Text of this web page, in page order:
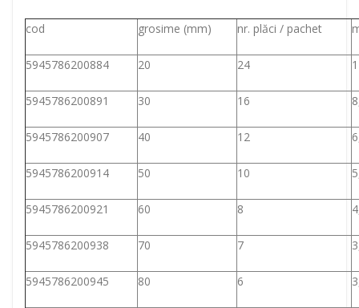
cod grosime (mm) nr. plăci / pachet
5945786200884 20 24
5945786200891 30 16
5945786200907 40 12
5945786200914 50 10
5945786200921 60 8
5945786200938 70 7
5945786200945 80 6